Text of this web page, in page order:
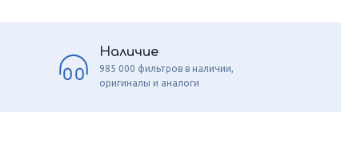
Наличие
985 000 фильтров в наличии,
оригиналы и аналоги